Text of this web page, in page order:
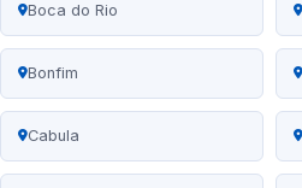
Boca do Rio
Bonfim
Cabula